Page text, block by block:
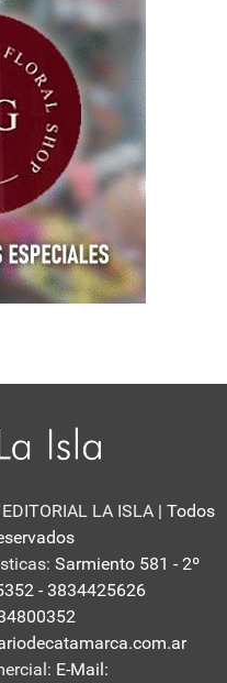
LA ISLA | Todos
Sarmiento 581 - 2º
- 3834425626
E-Mail: